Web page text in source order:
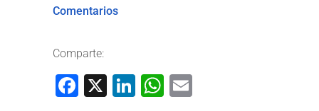
Comentarios
Comparte:
Facebook
X LinkedIn
WhatsApp